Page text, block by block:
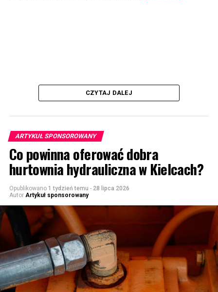
CZYTAJ DALEJ
ARTYKUŁ SPONSOROWANY
Co powinna oferować dobra
hurtownia hydrauliczna w Kielcach?
Opublikowano 1 tydzień temu - 28 lipca 2026
Autor Artykuł sponsorowany